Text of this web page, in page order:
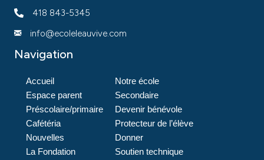
418 843-5345
info@ecoleleauvive.com
Navigation
Accueil
Espace parent
Préscolaire/primaire
Cafétéria
Nouvelles
La Fondation
Notre école
Secondaire
Devenir bénévole
Protecteur de l’élève
Donner
Soutien technique